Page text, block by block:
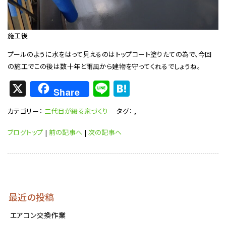
施工後
プールのように水をはって見えるのはトップコート塗りたての為で、今回
の施工でこの後は数十年と雨風から建物を守ってくれるでしょうね。
X Share Li
n
e
H
at
e
a
カテゴリー： 二代目が綴る家づくり タグ： ,
ブログトップ | 前の記事へ | 次の記事へ
最近の投稿
エアコン交換作業